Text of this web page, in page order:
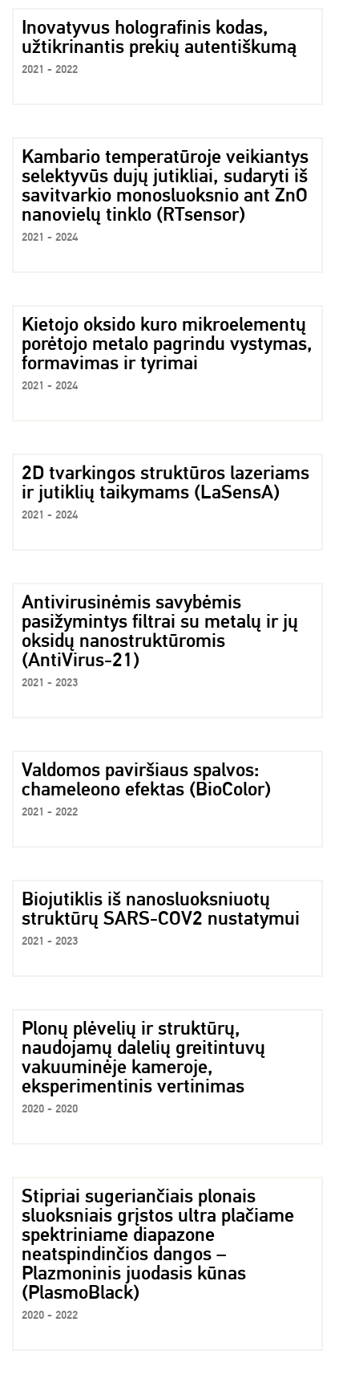
Inovatyvus holografinis kodas,
užtikrinantis prekių autentiškumą
2021 - 2022
Kambario temperatūroje veikiantys
selektyvūs dujų jutikliai, sudaryti iš
savitvarkio monosluoksnio ant ZnO
nanovielų tinklo (RTsensor)
2021 - 2024
Kietojo oksido kuro mikroelementų
porėtojo metalo pagrindu vystymas,
formavimas ir tyrimai
2021 - 2024
2D tvarkingos struktūros lazeriams
ir jutiklių taikymams (LaSensA)
2021 - 2024
Antivirusinėmis savybėmis
pasižymintys filtrai su metalų ir jų
oksidų nanostruktūromis
(AntiVirus-21)
2021 - 2023
Valdomos paviršiaus spalvos:
chameleono efektas (BioColor)
2021 - 2022
Biojutiklis iš nanosluoksniuotų
struktūrų SARS-COV2 nustatymui
2021 - 2023
Plonų plėvelių ir struktūrų,
naudojamų dalelių greitintuvų
vakuuminėje kameroje,
eksperimentinis vertinimas
2020 - 2020
Stipriai sugeriančiais plonais
sluoksniais grįstos ultra plačiame
spektriniame diapazone
neatspindinčios dangos –
Plazmoninis juodasis kūnas
(PlasmoBlack)
2020 - 2022